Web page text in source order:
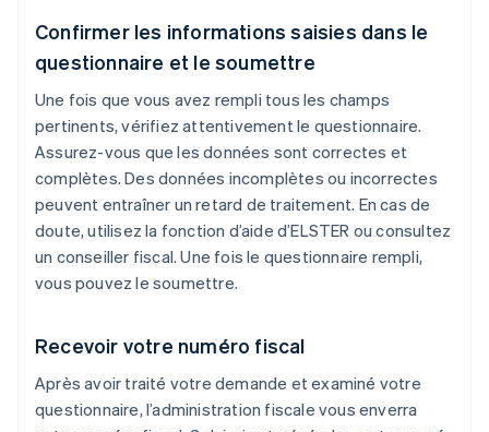
Confirmer les informations saisies dans le
questionnaire et le soumettre
Une fois que vous avez rempli tous les champs
pertinents, vérifiez attentivement le questionnaire.
Assurez-vous que les données sont correctes et
complètes. Des données incomplètes ou incorrectes
peuvent entraîner un retard de traitement. En cas de
doute, utilisez la fonction d’aide d’ELSTER ou consultez
un conseiller fiscal. Une fois le questionnaire rempli,
vous pouvez le soumettre.
Recevoir votre numéro fiscal
Après avoir traité votre demande et examiné votre
questionnaire, l’administration fiscale vous enverra